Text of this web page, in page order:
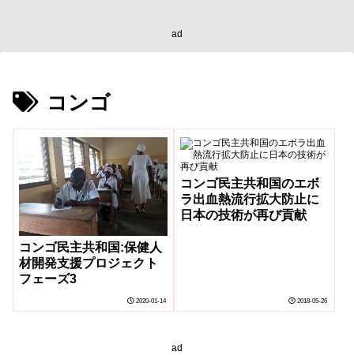
ad
コンゴ
コンゴ民主共和国:保健人
材開発支援プロジェクト
フェーズ3
2020-01-14
コンゴ民主共和国のエボ
ラ出血熱流行拡大防止に
日本の技術が再び貢献
2018-05-26
ad